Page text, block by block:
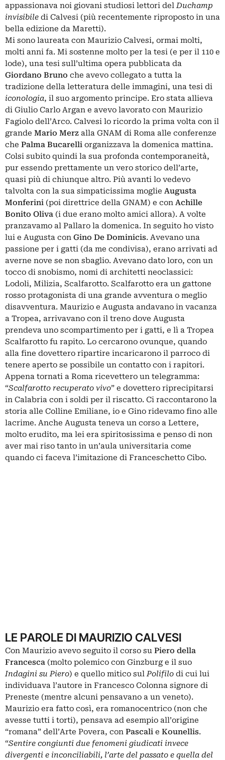
appassionava noi giovani studiosi lettori delDuchamp
invisibile di Calvesi (più recentemente riproposto in una
bella edizione da Maretti).
Mi sono laureata con Maurizio Calvesi, ormai molti,
molti anni fa. Mi sostenne molto per la tesi (e per il 110 e
lode), una tesi sull’ultima opera pubblicata da
Giordano Bruno che avevo collegato a tutta la
tradizione della letteratura delle immagini, una tesi di
iconologia, il suo argomento principe. Ero stata allieva
di Giulio Carlo Argan e avevo lavorato con Maurizio
Fagiolo dell’Arco. Calvesi lo ricordo la prima volta con il
grande Mario Merz alla GNAM di Roma alle conferenze
che Palma Bucarelli organizzava la domenica mattina.
Colsi subito quindi la sua profonda contemporaneità,
pur essendo prettamente un vero storico dell’arte,
quasi più di chiunque altro. Più avanti lo vedevo
talvolta con la sua simpaticissima moglie Augusta
Monferini (poi direttrice della GNAM) e con Achille
Bonito Oliva (i due erano molto amici allora). A volte
pranzavamo al Pallaro la domenica. In seguito ho visto
lui e Augusta con Gino De Dominicis. Avevano una
passione per i gatti (da me condivisa), erano arrivati ad
averne nove se non sbaglio. Avevano dato loro, con un
tocco di snobismo, nomi di architetti neoclassici:
Lodoli, Milizia, Scalfarotto. Scalfarotto era un gattone
rosso protagonista di una grande avventura o meglio
disavventura. Maurizio e Augusta andavano in vacanza
a Tropea, arrivavano con il treno dove Augusta
prendeva uno scompartimento per i gatti, e lì a Tropea
Scalfarotto fu rapito. Lo cercarono ovunque, quando
alla fine dovettero ripartire incaricarono il parroco di
tenere aperto se possibile un contatto con i rapitori.
Appena tornati a Roma ricevettero un telegramma:
“Scalfarotto recuperato vivo” e dovettero riprecipitarsi
in Calabria con i soldi per il riscatto. Ci raccontarono la
storia alle Colline Emiliane, io e Gino ridevamo fino alle
lacrime. Anche Augusta teneva un corso a Lettere,
molto erudito, ma lei era spiritosissima e penso di non
aver mai riso tanto in un’aula universitaria come
quando ci faceva l’imitazione di Franceschetto Cibo.
LE PAROLE DI MAURIZIO CALVESI
Con Maurizio avevo seguito il corso su Piero della
Francesca (molto polemico con Ginzburg e il suo
Indagini su Piero) e quello mitico sulPolifilo di cui lui
individuava l’autore in Francesco Colonna signore di
Preneste (mentre alcuni pensavano a un veneto).
Maurizio era fatto così, era romanocentrico (non che
avesse tutti i torti), pensava ad esempio all’origine
“romana” dell’Arte Povera, con Pascali e Kounellis.
“Sentire congiunti due fenomeni giudicati invece
divergenti e inconciliabili, l’arte del passato e quella del